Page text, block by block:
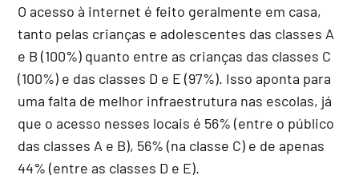
O acesso à internet é feito geralmente em casa,
tanto pelas crianças e adolescentes das classes A
e B (100%) quanto entre as crianças das classes C
(100%) e das classes D e E (97%). Isso aponta para
uma falta de melhor infraestrutura nas escolas, já
que o acesso nesses locais é 56% (entre o público
das classes A e B), 56% (na classe C) e de apenas
44% (entre as classes D e E).